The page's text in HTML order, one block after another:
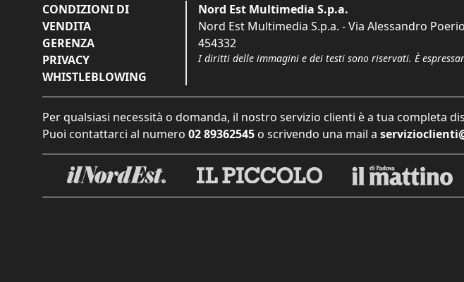
CONDIZIONI DI
VENDITA
GERENZA
PRIVACY
WHISTLEBLOWING
Nord Est Multimedia S.p.a.
Nord Est Multimedia S.p.a. - Via Alessandro
454332
I diritti delle immagini e dei testi sono riservati. È
Per qualsiasi necessità o domanda, il nostro servizio clienti è a tua completa
Puoi contattarci al numero 02 89362545 o scrivendo una mail a